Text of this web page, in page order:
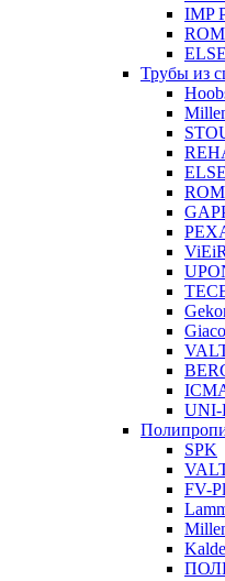
IMP
Трубы из
ViEiR
UNI-
SPK
FV-
Kalde